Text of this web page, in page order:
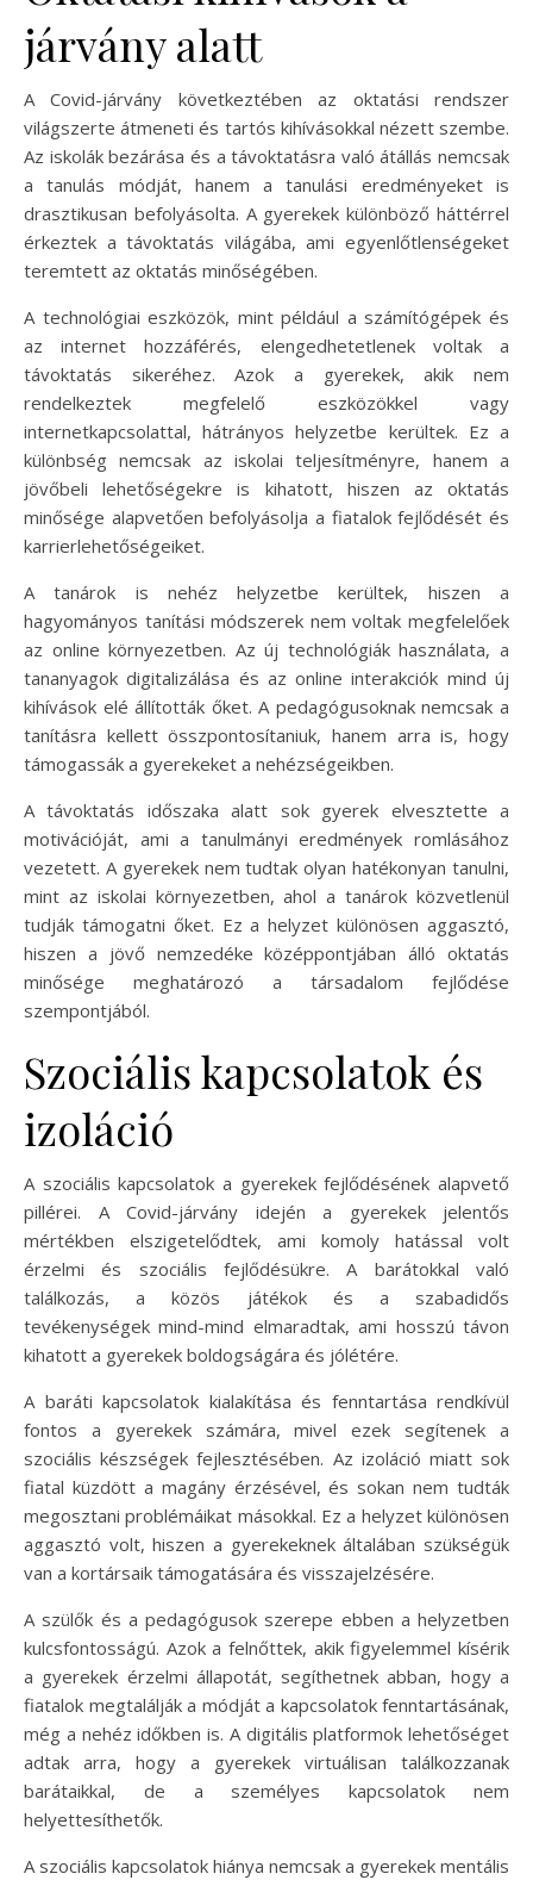
járvány alatt
A Covid-járvány következtében az oktatási rendszer
világszerte átmeneti és tartós kihívásokkal nézett szembe.
Az iskolák bezárása és a távoktatásra való átállás nemcsak
a tanulás módját, hanem a tanulási eredményeket is
drasztikusan befolyásolta. A gyerekek különböző háttérrel
érkeztek a távoktatás világába, ami egyenlőtlenségeket
teremtett az oktatás minőségében.
A technológiai eszközök, mint például a számítógépek és
az internet hozzáférés, elengedhetetlenek voltak a
távoktatás sikeréhez. Azok a gyerekek, akik nem
rendelkeztek megfelelő eszközökkel vagy
internetkapcsolattal, hátrányos helyzetbe kerültek. Ez a
különbség nemcsak az iskolai teljesítményre, hanem a
jövőbeli lehetőségekre is kihatott, hiszen az oktatás
minősége alapvetően befolyásolja a fiatalok fejlődését és
karrierlehetőségeiket.
A tanárok is nehéz helyzetbe kerültek, hiszen a
hagyományos tanítási módszerek nem voltak megfelelőek
az online környezetben. Az új technológiák használata, a
tananyagok digitalizálása és az online interakciók mind új
kihívások elé állították őket. A pedagógusoknak nemcsak a
tanításra kellett összpontosítaniuk, hanem arra is, hogy
támogassák a gyerekeket a nehézségeikben.
A távoktatás időszaka alatt sok gyerek elvesztette a
motivációját, ami a tanulmányi eredmények romlásához
vezetett. A gyerekek nem tudtak olyan hatékonyan tanulni,
mint az iskolai környezetben, ahol a tanárok közvetlenül
tudják támogatni őket. Ez a helyzet különösen aggasztó,
hiszen a jövő nemzedéke középpontjában álló oktatás
minősége meghatározó a társadalom fejlődése
szempontjából.
Szociális kapcsolatok és
izoláció
A szociális kapcsolatok a gyerekek fejlődésének alapvető
pillérei. A Covid-járvány idején a gyerekek jelentős
mértékben elszigetelődtek, ami komoly hatással volt
érzelmi és szociális fejlődésükre. A barátokkal való
találkozás, a közös játékok és a szabadidős
tevékenységek mind-mind elmaradtak, ami hosszú távon
kihatott a gyerekek boldogságára és jólétére.
A baráti kapcsolatok kialakítása és fenntartása rendkívül
fontos a gyerekek számára, mivel ezek segítenek a
szociális készségek fejlesztésében. Az izoláció miatt sok
fiatal küzdött a magány érzésével, és sokan nem tudták
megosztani problémáikat másokkal. Ez a helyzet különösen
aggasztó volt, hiszen a gyerekeknek általában szükségük
van a kortársaik támogatására és visszajelzésére.
A szülők és a pedagógusok szerepe ebben a helyzetben
kulcsfontosságú. Azok a felnőttek, akik figyelemmel kísérik
a gyerekek érzelmi állapotát, segíthetnek abban, hogy a
fiatalok megtalálják a módját a kapcsolatok fenntartásának,
még a nehéz időkben is. A digitális platformok lehetőséget
adtak arra, hogy a gyerekek virtuálisan találkozzanak
barátaikkal, de a személyes kapcsolatok nem
helyettesíthetők.
A szociális kapcsolatok hiánya nemcsak a gyerekek mentális